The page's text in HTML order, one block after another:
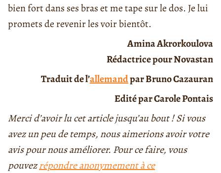
bien fort dans ses bras et me tape sur le dos. Je lui
promets de revenir les voir bientôt.
Amina Akrorkoulova
Rédactrice pour Novastan
Traduit de l’allemandpar Bruno Cazauran
Edité par Carole Pontais
Merci d’avoir lu cet article jusqu’au bout ! Si vous
avez un peu de temps, nous aimerions avoir votre
avis pour nous améliorer. Pour ce faire, vous
pouvezrépondre anonymement à ce